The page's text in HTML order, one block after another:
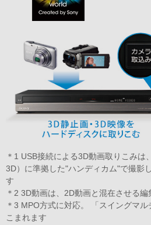
＊1 USB接続による3D動画取りこみは
3D）に準拠した"ハンディカム"で撮影
す
＊2 3D動画は、2D動画と混在させる編
＊3 MPO方式に対応。 「スイングマ
こまれます